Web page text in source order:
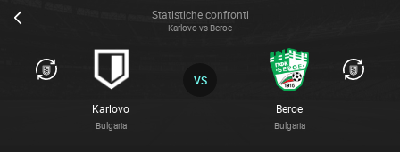
Statistiche confronti
Karlovo vs Beroe
Karlovo
Bulgaria
Beroe
Bulgaria
VS